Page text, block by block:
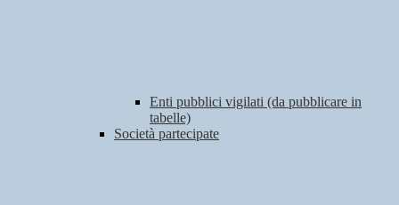
Enti pubblici vigilati (da pubblicare in
tabelle)
Società partecipate